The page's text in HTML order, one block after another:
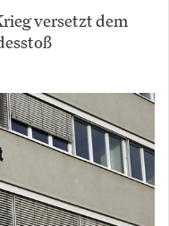
versetzt dem